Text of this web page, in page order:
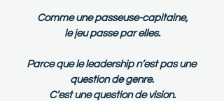
Comme une passeuse-capitaine,
le jeu passe par elles.
Parce que le leadership n’est pas une
question de genre.
C’est une question de vision.